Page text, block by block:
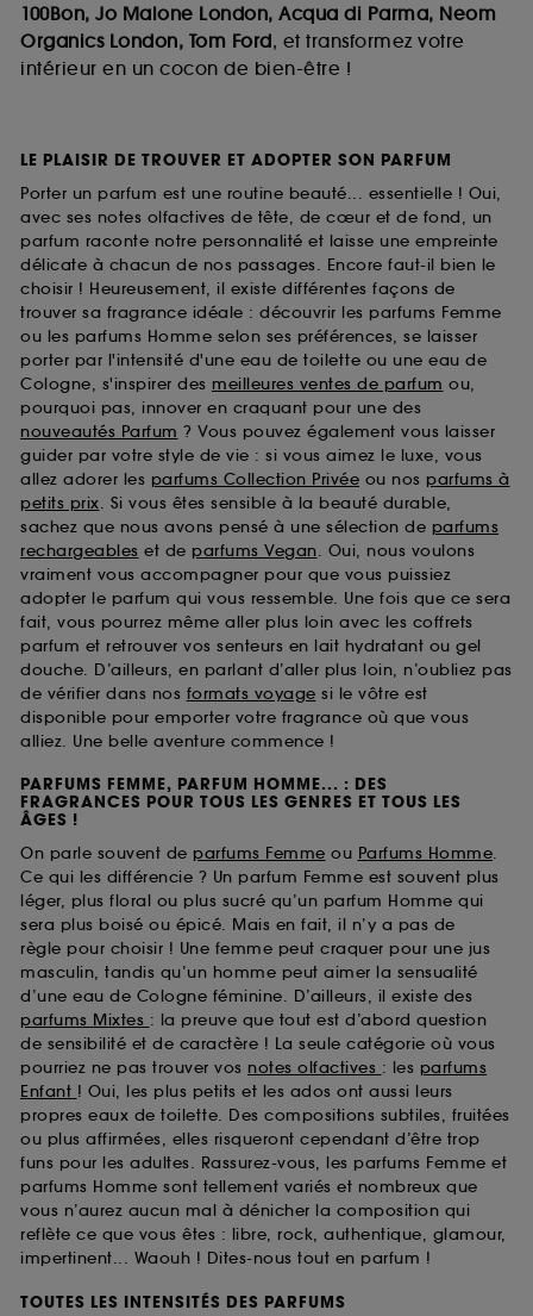
100Bon, Jo Malone London, Acqua di Parma, Neom
Organics London, Tom Ford, et transformez votre
intérieur en un cocon de bien-être !
LE PLAISIR DE TROUVER ET ADOPTER SON PARFUM
Porter un parfum est une routine beauté... essentielle ! Oui,
avec ses notes olfactives de tête, de cœur et de fond, un
parfum raconte notre personnalité et laisse une empreinte
délicate à chacun de nos passages. Encore faut-il bien le
choisir ! Heureusement, il existe différentes façons de
trouver sa fragrance idéale : découvrir les parfums Femme
ou les parfums Homme selon ses préférences, se laisser
porter par l'intensité d'une eau de toilette ou une eau de
Cologne, s'inspirer des meilleures ventes de parfum ou,
pourquoi pas, innover en craquant pour une des
nouveautés Parfum ? Vous pouvez également vous laisser
guider par votre style de vie : si vous aimez le luxe, vous
allez adorer les parfums Collection Privée ou nos parfums à
petits prix. Si vous êtes sensible à la beauté durable,
sachez que nous avons pensé à une sélection de parfums
rechargeables et de parfums Vegan. Oui, nous voulons
vraiment vous accompagner pour que vous puissiez
adopter le parfum qui vous ressemble. Une fois que ce sera
fait, vous pourrez même aller plus loin avec les coffrets
parfum et retrouver vos senteurs en lait hydratant ou gel
douche. D’ailleurs, en parlant d’aller plus loin, n’oubliez pas
de vérifier dans nos formats voyage si le vôtre est
disponible pour emporter votre fragrance où que vous
alliez. Une belle aventure commence !
PARFUMS FEMME, PARFUM HOMME... : DES
FRAGRANCES POUR TOUS LES GENRES ET TOUS LES
ÂGES !
On parle souvent de parfums Femme ou Parfums Homme.
Ce qui les différencie ? Un parfum Femme est souvent plus
léger, plus floral ou plus sucré qu’un parfum Homme qui
sera plus boisé ou épicé. Mais en fait, il n’y a pas de
règle pour choisir ! Une femme peut craquer pour une jus
masculin, tandis qu’un homme peut aimer la sensualité
d’une eau de Cologne féminine. D’ailleurs, il existe des
parfums Mixtes : la preuve que tout est d’abord question
de sensibilité et de caractère ! La seule catégorie où vous
pourriez ne pas trouver vos notes olfactives : les parfums
Enfant ! Oui, les plus petits et les ados ont aussi leurs
propres eaux de toilette. Des compositions subtiles, fruitées
ou plus affirmées, elles risqueront cependant d’être trop
funs pour les adultes. Rassurez-vous, les parfums Femme et
parfums Homme sont tellement variés et nombreux que
vous n’aurez aucun mal à dénicher la composition qui
reflète ce que vous êtes : libre, rock, authentique, glamour,
impertinent... Waouh ! Dites-nous tout en parfum !
TOUTES LES INTENSITÉS DES PARFUMS